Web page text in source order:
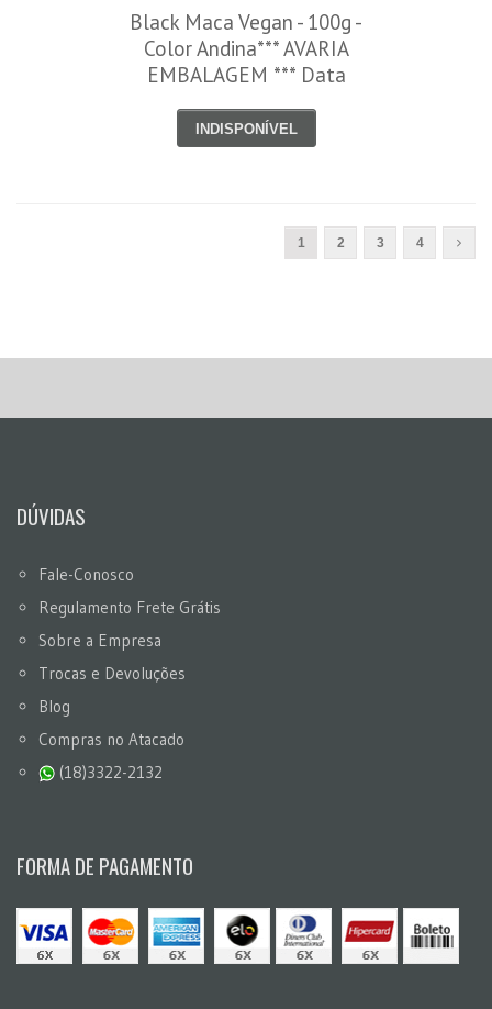
Black Maca Vegan - 100g -
Color Andina*** AVARIA
EMBALAGEM *** Data
INDISPONÍVEL
1 2 3 4
DÚVIDAS
Fale-Conosco
Regulamento Frete Grátis
Sobre a Empresa
Trocas e Devoluções
Blog
Compras no Atacado
(18)3322-2132
FORMA DE PAGAMENTO